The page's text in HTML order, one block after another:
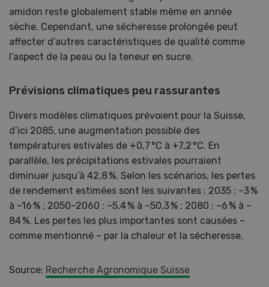
amidon reste globalement stable même en année
sèche. Cependant, une sécheresse prolongée peut
affecter d’autres caractéristiques de qualité comme
l’aspect de la peau ou la teneur en sucre.
Prévisions climatiques peu rassurantes
Divers modèles climatiques prévoient pour la Suisse,
d’ici 2085, une augmentation possible des
températures estivales de +0,7 °C à +7,2 °C. En
parallèle, les précipitations estivales pourraient
diminuer jusqu’à 42,8 %. Selon les scénarios, les pertes
de rendement estimées sont les suivantes : 2035 : –3 %
à –16 % ; 2050–2060 : –5,4 % à –50,3 % ; 2080 : –6 % à –
84 %. Les pertes les plus importantes sont causées –
comme mentionné – par la chaleur et la sécheresse.
Source: Recherche Agronomique Suisse